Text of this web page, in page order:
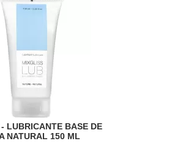
LUBRICANTE BASE DE
NATURAL 150 ML